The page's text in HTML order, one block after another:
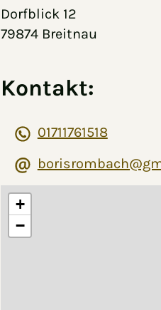
Dorfblick 12
79874 Breitnau
Kontakt:
01711761518
+
−